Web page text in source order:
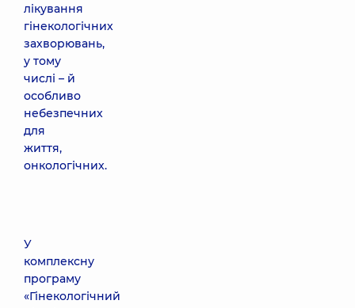
лікування
гінекологічних
захворювань,
у тому
числі – й
особливо
небезпечних
для
життя,
онкологічних.
У
комплексну
програму
«Гінекологічний